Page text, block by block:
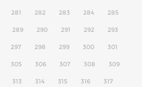
281 282 283 284 285
289 290 291 292 293
297 298 299 300 301
305 306 307 308 309
313 314 315 316 317